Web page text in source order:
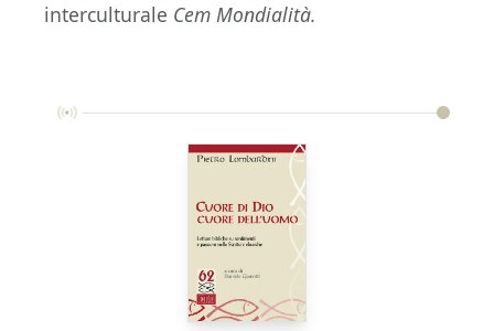
interculturale Cem Mondialità.